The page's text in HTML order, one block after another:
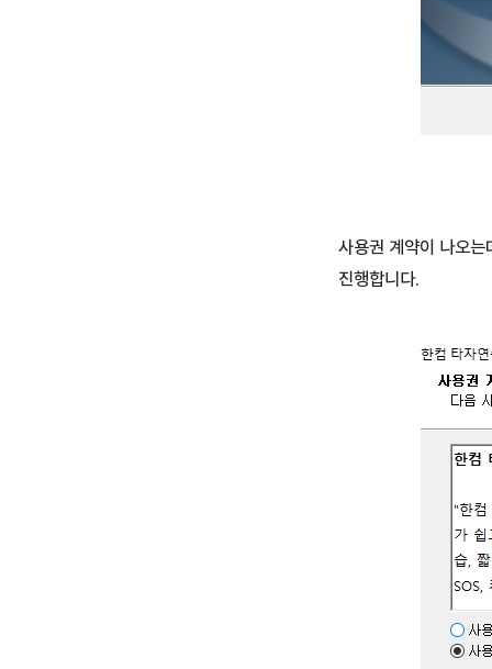
사용권 계약이 나오
진행합니다.